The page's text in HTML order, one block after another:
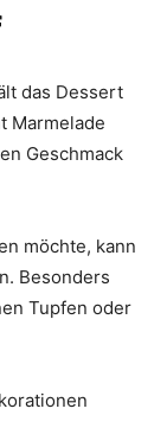
das Dessert
Marmelade
Geschmack
möchte, kann
Besonders
Tupfen oder